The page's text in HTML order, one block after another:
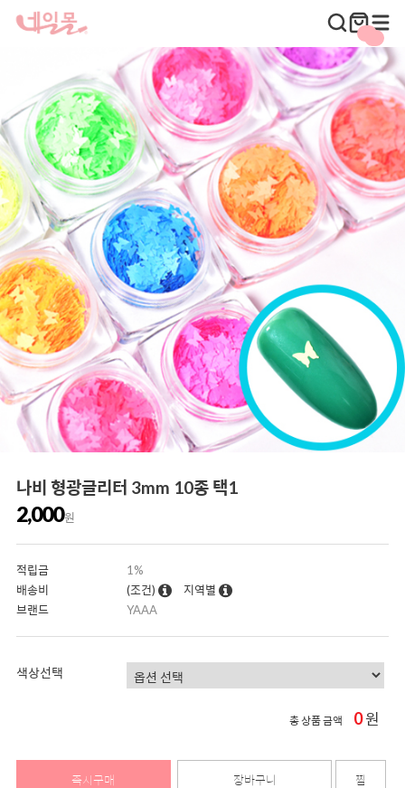
나비 형광글리터 3mm 10종 택1
2,000원
적립금
1%
배송비
(조건)
지역별
브랜드
YAAA
색상선택
총 상품 금액 0원
즉시구매 장바구니 찜